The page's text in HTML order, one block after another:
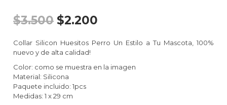
$3.500 $2.200
Collar Silicon Huesitos Perro Un Estilo a Tu Mascota, 100%
nuevo y de alta calidad!
Color: como se muestra en la imagen
Material: Silicona
Paquete incluido: 1pcs
Medidas: 1 x 29 cm